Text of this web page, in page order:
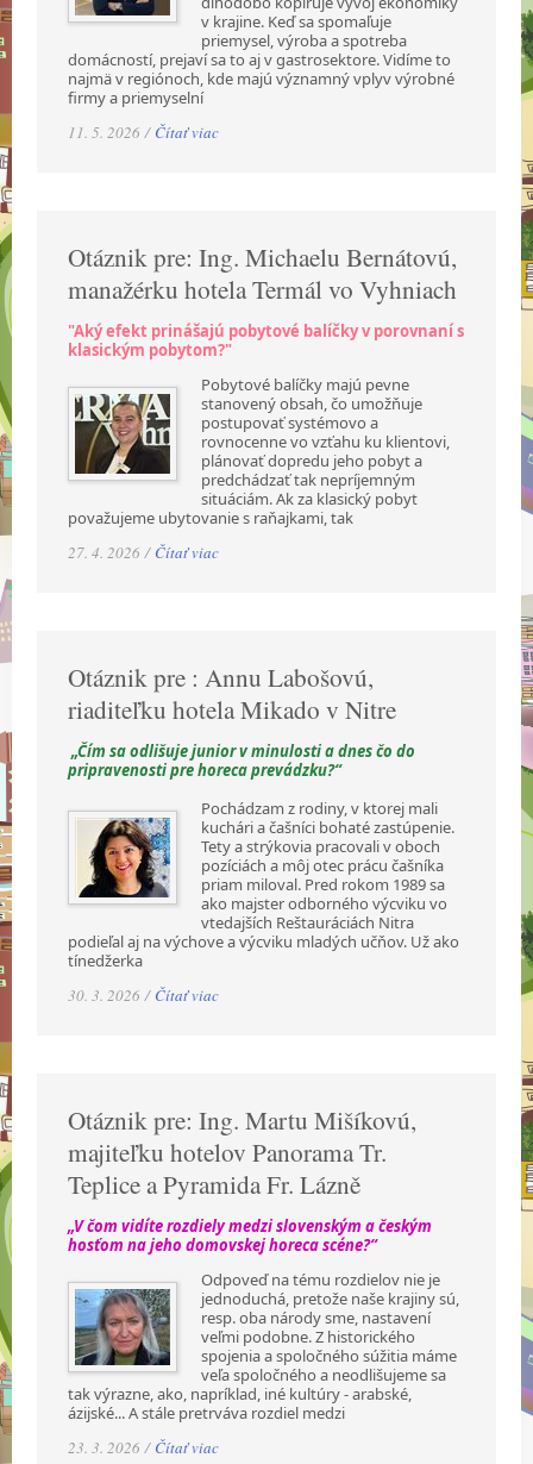
v krajine. Keď sa spomaľuje
priemysel, výroba a spotreba
domácností, prejaví sa to aj v gastrosektore. Vidíme to
najmä v regiónoch, kde majú významný vplyv výrobné
firmy a priemyselní
11. 5. 2026 / Čítať viac
Otáznik pre: Ing. Michaelu Bernátovú,
manažérku hotela Termál vo Vyhniach
"Aký efekt prinášajú pobytové balíčky v porovnaní s
klasickým pobytom?"
Pobytové balíčky majú pevne
stanovený obsah, čo umožňuje
postupovať systémovo a
rovnocenne vo vzťahu ku klientovi,
plánovať dopredu jeho pobyt a
predchádzať tak nepríjemným
situáciám. Ak za klasický pobyt
považujeme ubytovanie s raňajkami, tak
27. 4. 2026 / Čítať viac
Otáznik pre : Annu Labošovú,
riaditeľku hotela Mikado v Nitre
„Čím sa odlišuje junior v minulosti a dnes čo do
pripravenosti pre horeca prevádzku?“
Pochádzam z rodiny, v ktorej mali
kuchári a čašníci bohaté zastúpenie.
Tety a strýkovia pracovali v oboch
pozíciách a môj otec prácu čašníka
priam miloval. Pred rokom 1989 sa
ako majster odborného výcviku vo
vtedajších Reštauráciách Nitra
podieľal aj na výchove a výcviku mladých učňov. Už ako
tínedžerka
30. 3. 2026 / Čítať viac
Otáznik pre: Ing. Martu Mišíkovú,
majiteľku hotelov Panorama Tr.
Teplice a Pyramida Fr. Lázně
„V čom vidíte rozdiely medzi slovenským a českým
hosťom na jeho domovskej horeca scéne?“
Odpoveď na tému rozdielov nie je
jednoduchá, pretože naše krajiny sú,
resp. oba národy sme, nastavení
veľmi podobne. Z historického
spojenia a spoločného súžitia máme
veľa spoločného a neodlišujeme sa
tak výrazne, ako, napríklad, iné kultúry - arabské,
ázijské... A stále pretrváva rozdiel medzi
23. 3. 2026 / Čítať viac